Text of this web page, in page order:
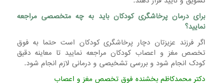
برای درمان پرخاشگری کودکان باید به چه متخصصی مراجعه
نمایید؟
اگر فرزند عزیزتان دچار پرخاشگری کودکان است حتما به فوق
تخصص مغز و اعصاب کودکان مراجعه نمایید تا معاینه دقیق
کودک انجام شود و بررسی تشخیصی و درمانی لازم انجام شود.
دکتر محمدکاظم بخشنده فوق تخصص مغز و اعصاب